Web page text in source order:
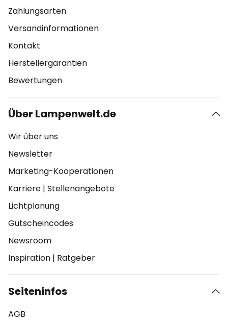
Zahlungsarten
Versandinformationen
Kontakt
Herstellergarantien
Bewertungen
Über Lampenwelt.de
Wir über uns
Newsletter
Marketing-Kooperationen
Karriere | Stellenangebote
Lichtplanung
Gutscheincodes
Newsroom
Inspiration | Ratgeber
Seiteninfos
AGB